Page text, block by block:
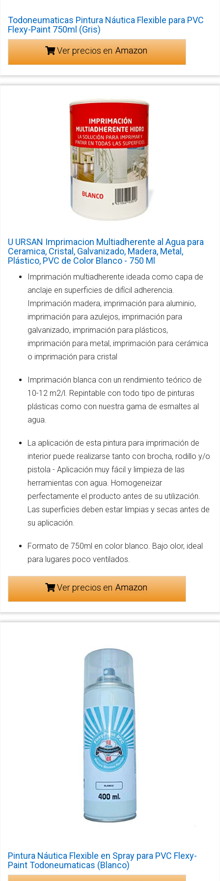
Todoneumaticas Pintura Náutica Flexible para PVC
Flexy-Paint 750ml (Gris)
Ver precios en
U URSAN Imprimacion Multiadherente al Agua para
Ceramica, Cristal, Galvanizado, Madera, Metal,
Plástico, PVC de Color Blanco - 750 Ml
Imprimación multiadherente ideada como capa de
anclaje en superficies de difícil adherencia.
Imprimación madera, imprimación para aluminio,
imprimación para azulejos, imprimación para
galvanizado, imprimación para plásticos,
imprimación para metal, imprimación para cerámica
o imprimación para cristal
Imprimación blanca con un rendimiento teórico de
10-12 m2/l. Repintable con todo tipo de pinturas
plásticas como con nuestra gama de esmaltes al
agua.
La aplicación de esta pintura para imprimación de
interior puede realizarse tanto con brocha, rodillo y/o
pistola - Aplicación muy fácil y limpieza de las
herramientas con agua. Homogeneizar
perfectamente el producto antes de su utilización.
Las superficies deben estar limpias y secas antes de
su aplicación.
Formato de 750ml en color blanco. Bajo olor, ideal
para lugares poco ventilados.
Ver precios en
Pintura Náutica Flexible en Spray para PVC Flexy-
Paint Todoneumaticas (Blanco)